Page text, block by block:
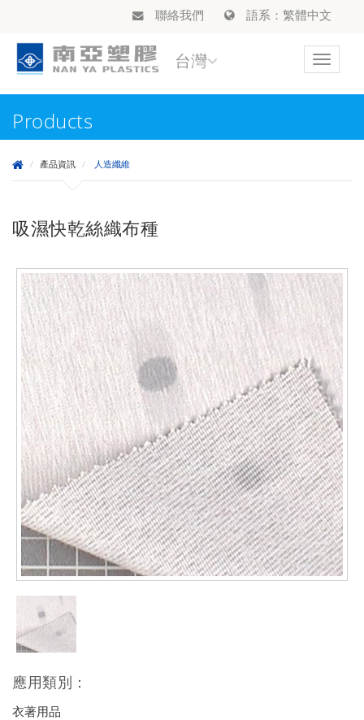
聯絡我們 語系：繁體中文
Toggle
台灣
Products
產品資訊 人造纖維
吸濕快乾絲織布種
應用類別：
衣著用品